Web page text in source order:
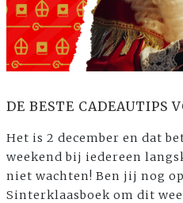
DE BESTE CADEAUTIPS
Het is 2 december en dat
weekend bij iedereen
niet wachten! Ben jij nog
Sinterklaasboek om dit